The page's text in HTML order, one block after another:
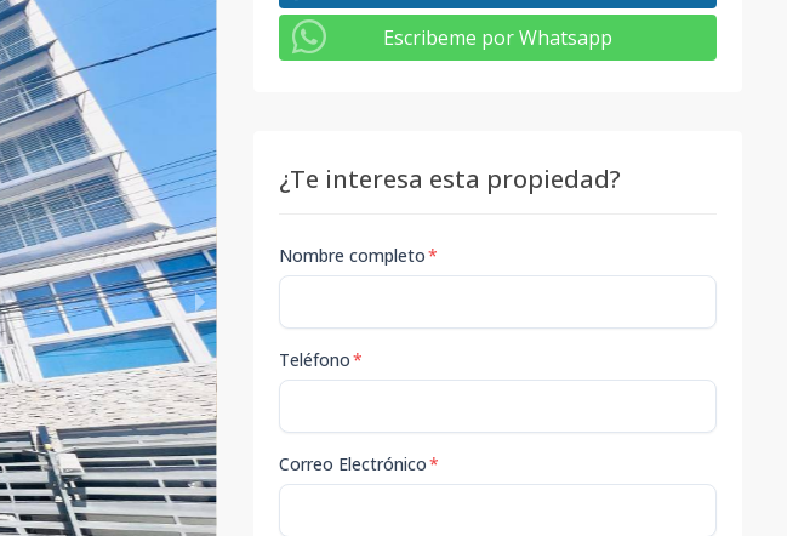
Escribeme por Whatsapp
¿Te interesa esta propiedad?
Nombre completo*
Teléfono*
Correo Electrónico*